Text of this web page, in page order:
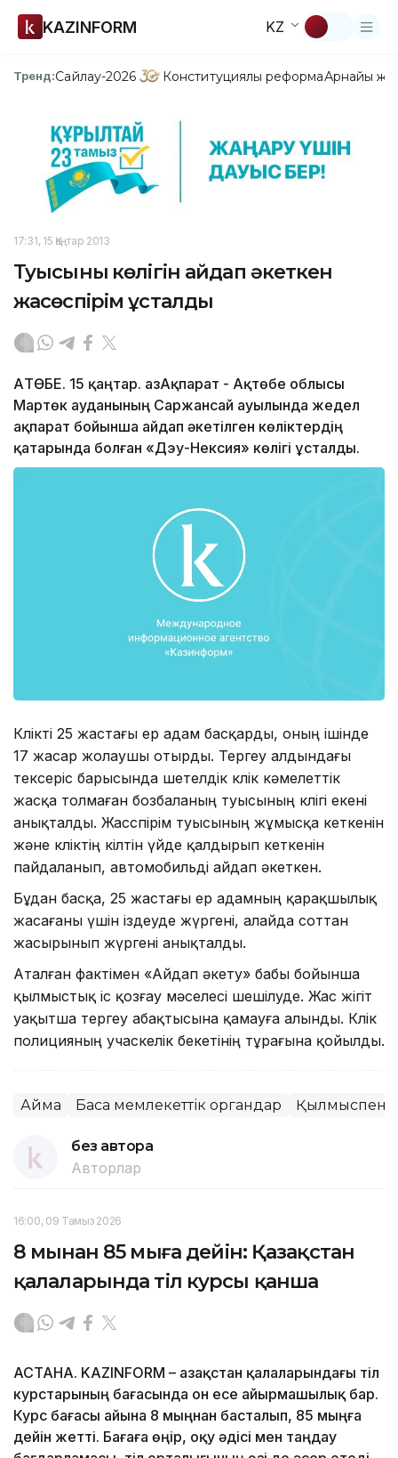
KAZINFORM KZ
Тренд:Сайлау-2026 Конституциялық реформаАрнайы
17:31, 15 Қаңтар 2013
Туысының көлігін айдап әкеткен
жасөспірім ұсталды
АҚТӨБЕ. 15 қаңтар. ҚазАқпарат - Ақтөбе облысы
Мартөк ауданының Саржансай ауылында жедел
ақпарат бойынша айдап әкетілген көліктердің
қатарында болған «Дэу-Нексия» көлігі ұсталды.
Көлікті 25 жастағы ер адам басқарды, оның ішінде
17 жасар жолаушы отырды. Тергеу алдындағы
тексеріс барысында шетелдік көлік кәмелеттік
жасқа толмаған бозбаланың туысының көлігі екені
анықталды. Жасөспірім туысының жұмысқа кеткенін
және көліктің кілтін үйде қалдырып кеткенін
пайдаланып, автомобильді айдап әкеткен.
Бұдан басқа, 25 жастағы ер адамның қарақшылық
жасағаны үшін іздеуде жүргені, алайда соттан
жасырынып жүргені анықталды.
Аталған фактімен «Айдап әкету» бабы бойынша
қылмыстық іс қозғау мәселесі шешілуде. Жас жігіт
уақытша тергеу абақтысына қамауға алынды. Көлік
полицияның учаскелік бекетінің тұрағына қойылды.
Аймақ Басқа мемлекеттік органдар Қылмыспен
без автора
Авторлар
16:00, 09 Тамыз 2026
8 мыңнан 85 мыңға дейін: Қазақстан
қалаларында тіл курсы қанша
АСТАНА. KAZINFORM – Қазақстан қалаларындағы тіл
курстарының бағасында он есе айырмашылық бар.
Курс бағасы айына 8 мыңнан басталып, 85 мыңға
дейін жетті. Бағаға өңір, оқу әдісі мен таңдау